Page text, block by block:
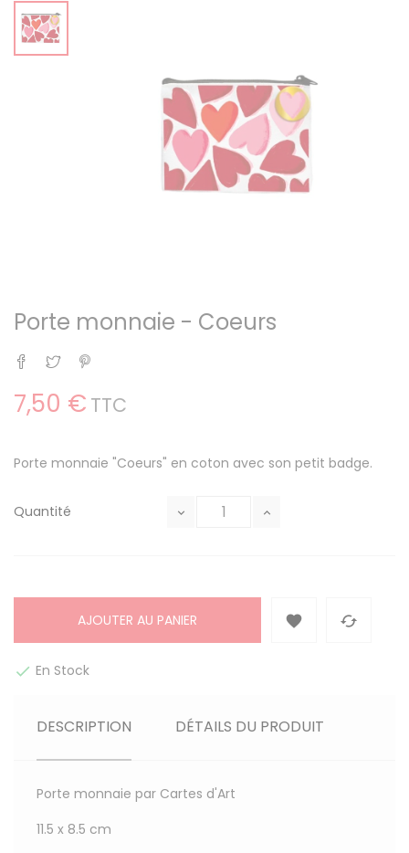
Porte monnaie - Coeurs
Partager
Tweet
7,50 € TTC
Porte monnaie "Coeurs" en coton avec son petit badge.
Quantité
AJOUTER AU PANIER  
 En Stock
DESCRIPTION DÉTAILS DU PRODUIT
Porte monnaie par Cartes d'Art
11.5 x 8.5 cm